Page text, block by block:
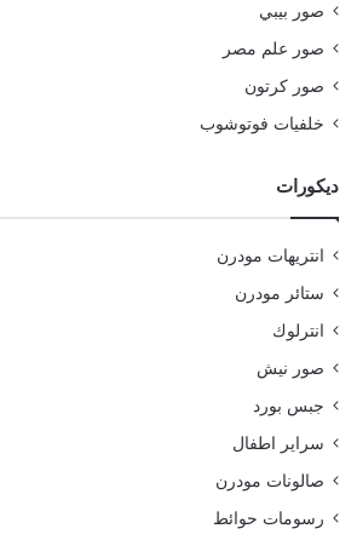
صور بيبي
صور علم مصر
صور كرتون
خلفيات فوتوشوب
ديكورات
انتريهات مودرن
ستائر مودرن
انترلوك
صور نيش
جبس بورد
سراير اطفال
صالونات مودرن
رسومات حوائط